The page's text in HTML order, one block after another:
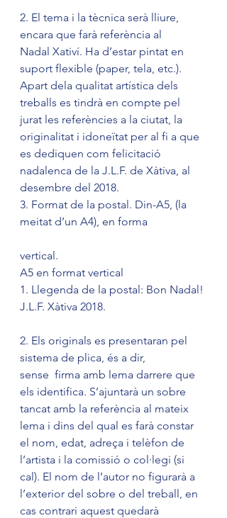
2. El tema i la tècnica serà lliure,
encara que farà referència al
Nadal Xativí. Ha d’estar pintat en
suport flexible (paper, tela, etc.).
Apart dela qualitat artística dels
treballs es tindrà en compte pel
jurat les referències a la ciutat, la
originalitat i idoneïtat per al fi a que
es dediquen com felicitació
nadalenca de la J.L.F. de Xàtiva, al
desembre del 2018.
3. Format de la postal. Din-A5, (la
meitat d’un A4), en forma
vertical​.
A5 en format vertical
1. Llegenda de la postal: Bon Nadal!
J.L.F. Xàtiva 2018​.
2. Els originals es presentaran pel
sistema de plica, és a dir,
sense  firma amb lema darrere que
els identifica. S’ajuntarà un sobre
tancat amb la referència al mateix
lema i dins del qual es farà constar
el nom, edat, adreça i telèfon de
l’artista i la comissió o col·legi (si
cal). El nom de l’autor no figurarà a
l’exterior del sobre o del treball, en
cas contrari aquest quedarà